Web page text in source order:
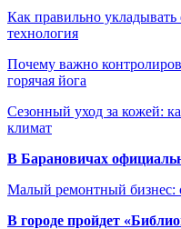
Как правильно
технология
Почему важно
горячая йога
Сезонный уход за кожей:
климат
В Барановичах
Малый ремонтный бизнес:
В городе пройдет